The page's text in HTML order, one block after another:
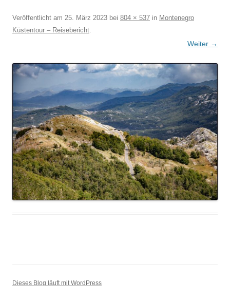
Veröffentlicht am 25. März 2023 bei 804 × 537 in Montenegro
Küstentour – Reisebericht.
Weiter →
Dieses Blog läuft mit WordPress